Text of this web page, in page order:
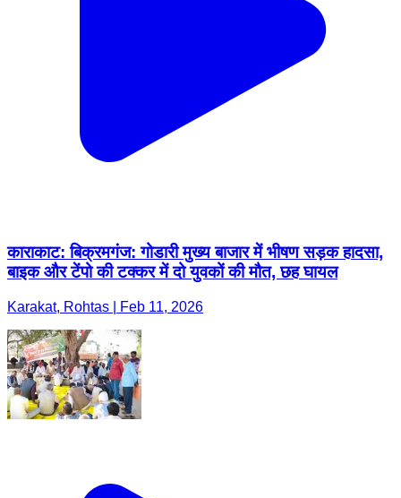
काराकाट: बिक्रमगंज: गोडारी मुख्य बाजार में भीषण सड़क हादसा,
बाइक और टेंपो की टक्कर में दो युवकों की मौत, छह घायल
Karakat, Rohtas | Feb 11, 2026